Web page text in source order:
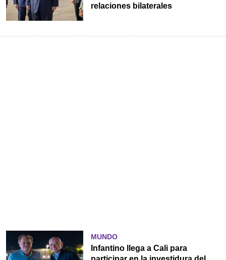
relaciones bilaterales
MUNDO
Infantino llega a Cali para